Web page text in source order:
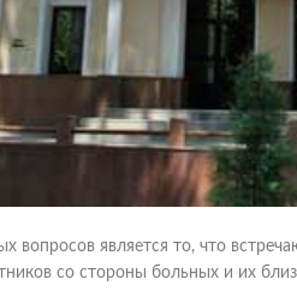
вопросов является то, что
со стороны больных и их